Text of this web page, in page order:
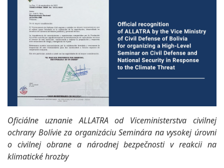
Oficiálne uznanie ALLATRA od Viceministerstva civilnej
ochrany Bolívie za organizáciu Seminára na vysokej úrovni
o civilnej obrane a národnej bezpečnosti v reakcii na
klimatické hrozby